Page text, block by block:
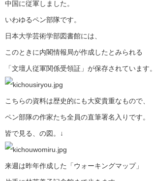
中国に従軍しました。
いわゆるペン部隊です。
日本大学芸術学部図書館には、
このときに内閣情報局が作成したとみられる
「文壇人従軍関係受領証」が保存されています。
こちらの資料は歴史的にも大変貴重なもので、
ペン部隊の作家たち全員の直筆署名入りです。
皆で見る、の図。↓
来週は昨年作成した「ウォーキングマップ」